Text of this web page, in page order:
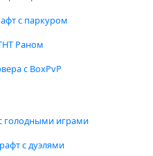
с паркуром
Раном
с BoxPvP
голодными играми
с дуэлями